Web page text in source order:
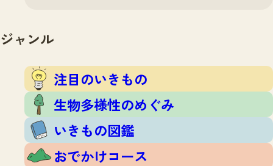
ジャンル
注目のいきもの
生物多様性のめぐみ
いきもの図鑑
おでかけコース